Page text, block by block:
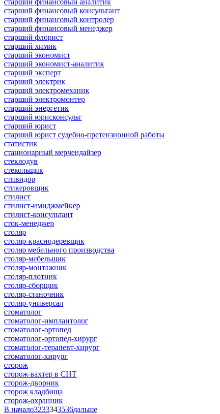
старший финансовый консультант
старший финансовый контролер
старший финансовый менеджер
старший флорист
старший химик
старший экономист
старший экономист-аналитик
старший эксперт
старший электрик
старший электромеханик
старший электромонтер
старший энергетик
старший юрисконсульт
старший юрист
старший юрист судебно-претензионной работы
статистик
стационарный мерчендайзер
стеклодув
стекольщик
стивидор
стикеровщик
стилист
стилист-имиджмейкер
стилист-консультант
сток-менеджер
столяр
столяр-краснодеревщик
столяр мебельного производства
столяр-мебельщик
столяр-монтажник
столяр-плотник
столяр-сборщик
столяр-станочник
столяр-универсал
стоматолог
стоматолог-имплантолог
стоматолог-ортопед
стоматолог-ортопед-хирург
стоматолог-терапевт-хирург
стоматолог-хирург
сторож
сторож-вахтер в СНТ
сторож-дворник
сторож кладбища
сторож-охранник
В начало3233343536дальше